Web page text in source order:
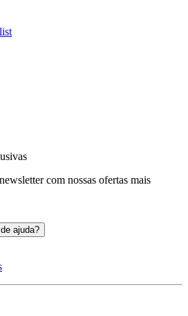
com nossas ofertas mais
ajuda?